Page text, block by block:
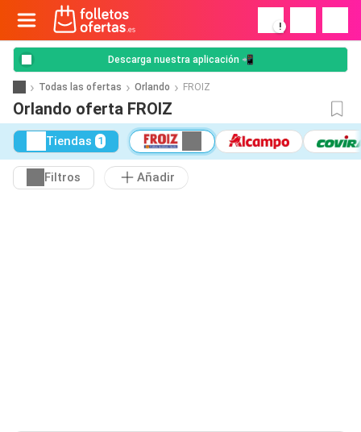
!
Descarga nuestra aplicación 📲
Todas las ofertas Orlando FROIZ
Orlando oferta FROIZ
Tiendas 1
Filtros Añadir